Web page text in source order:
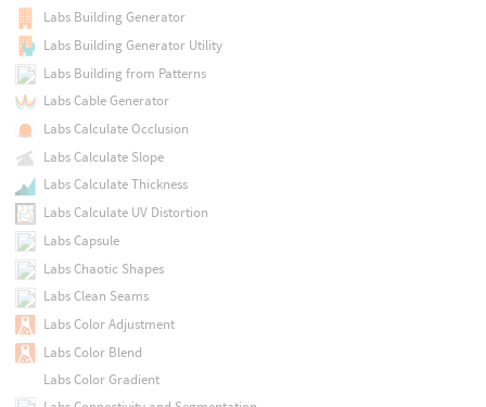
Labs Building Generator
Labs Building Generator Utility
Labs Building from Patterns
Labs Cable Generator
Labs Calculate Occlusion
Labs Calculate Slope
Labs Calculate Thickness
Labs Calculate UV Distortion
Labs Capsule
Labs Chaotic Shapes
Labs Clean Seams
Labs Color Adjustment
Labs Color Blend
Labs Color Gradient